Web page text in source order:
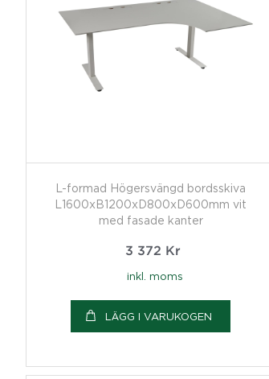
L-formad Högersvängd bordsskiva
L1600xB1200xD800xD600mm vit
med fasade kanter
3 372 Kr
inkl. moms
LÄGG I VARUKOGEN